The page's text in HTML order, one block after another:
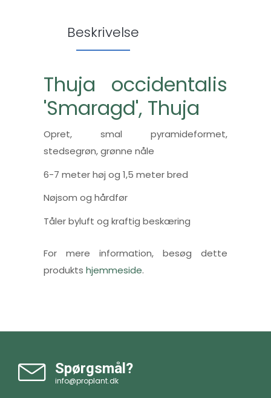
Beskrivelse
Thuja occidentalis
'Smaragd', Thuja
Opret, smal pyramideformet,
stedsegrøn, grønne nåle
6-7 meter høj og 1,5 meter bred
Nøjsom og hårdfør
Tåler byluft og kraftig beskæring
For mere information, besøg dette
produkts hjemmeside.
Spørgsmål?
info@proplant.dk